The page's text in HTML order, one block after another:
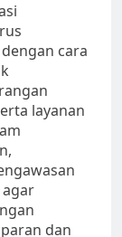
cara
layanan
dan